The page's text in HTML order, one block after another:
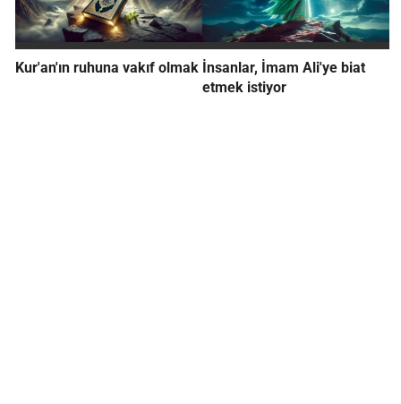
Kur'an'ın ruhuna vakıf olmak İnsanlar, İmam Ali'ye biat
etmek istiyor